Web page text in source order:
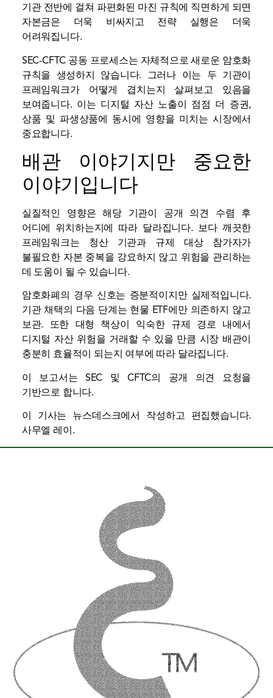
기관 전반에 걸쳐 파편화된 마진 규칙에 직면하게 되면
자본금은 더욱 비싸지고 전략 실행은 더욱
어려워집니다.
SEC-CFTC 공동 프로세스는 자체적으로 새로운 암호화
규칙을 생성하지 않습니다. 그러나 이는 두 기관이
프레임워크가 어떻게 겹치는지 살펴보고 있음을
보여줍니다. 이는 디지털 자산 노출이 점점 더 증권,
상품 및 파생상품에 동시에 영향을 미치는 시장에서
중요합니다.
배관 이야기지만 중요한
이야기입니다
실질적인 영향은 해당 기관이 공개 의견 수렴 후
어디에 위치하는지에 따라 달라집니다. 보다 깨끗한
프레임워크는 청산 기관과 규제 대상 참가자가
불필요한 자본 중복을 강요하지 않고 위험을 관리하는
데 도움이 될 수 있습니다.
암호화폐의 경우 신호는 증분적이지만 실제적입니다.
기관 채택의 다음 단계는 현물 ETF에만 의존하지 않고
보관. 또한 대형 책상이 익숙한 규제 경로 내에서
디지털 자산 위험을 거래할 수 있을 만큼 시장 배관이
충분히 효율적이 되는지 여부에 따라 달라집니다.
이 보고서는 SEC 및 CFTC의 공개 의견 요청을
기반으로 합니다.
이 기사는 뉴스데스크에서 작성하고 편집했습니다.
사무엘 레이 .